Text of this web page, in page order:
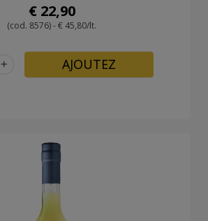
€ 22,90
(cod. 8576) - € 45,80/lt.
+ AJOUTEZ